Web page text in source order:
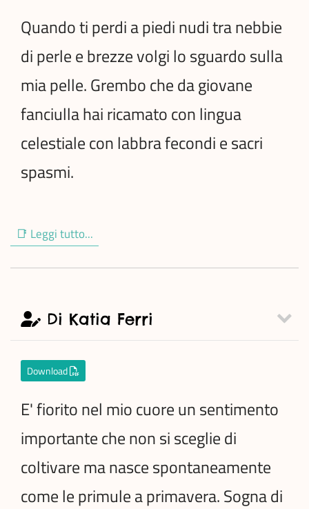
Quando ti perdi a piedi nudi tra nebbie
di perle e brezze volgi lo sguardo sulla
mia pelle. Grembo che da giovane
fanciulla hai ricamato con lingua
celestiale con labbra fecondi e sacri
spasmi.
📑 Leggi tutto...
Di Katia Ferri
Download
E' fiorito nel mio cuore un sentimento
importante che non si sceglie di
coltivare ma nasce spontaneamente
come le primule a primavera. Sogna di